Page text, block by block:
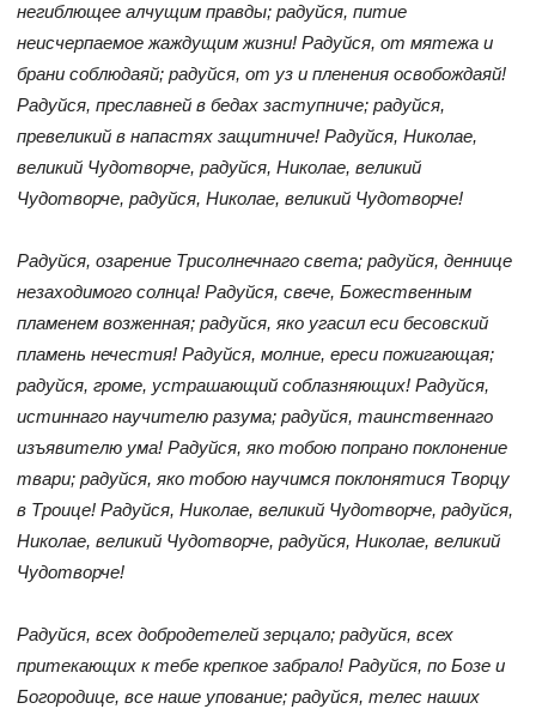
негиблющее алчущим правды; радуйся, питие
неисчерпаемое жаждущим жизни! Радуйся, от мятежа и
брани соблюдаяй; радуйся, от уз и пленения освобождаяй!
Радуйся, преславней в бедах заступниче; радуйся,
превеликий в напастях защитниче! Радуйся, Николае,
великий Чудотворче, радуйся, Николае, великий
Чудотворче, радуйся, Николае, великий Чудотворче!
Радуйся, озарение Трисолнечнаго света; радуйся, деннице
незаходимого солнца! Радуйся, свече, Божественным
пламенем возженная; радуйся, яко угасил еси бесовский
пламень нечестия! Радуйся, молние, ереси пожигающая;
радуйся, громе, устрашающий соблазняющих! Радуйся,
истиннаго научителю разума; радуйся, таинственнаго
изъявителю ума! Радуйся, яко тобою попрано поклонение
твари; радуйся, яко тобою научимся поклонятися Творцу
в Троице! Радуйся, Николае, великий Чудотворче, радуйся,
Николае, великий Чудотворче, радуйся, Николае, великий
Чудотворче!
Радуйся, всех добродетелей зерцало; радуйся, всех
притекающих к тебе крепкое забрало! Радуйся, по Бозе и
Богородице, все наше упование; радуйся, телес наших